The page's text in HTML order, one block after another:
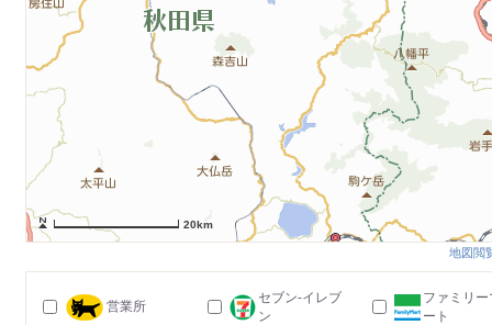
20km
地図閲
営業所
セブン-イレブ
ン
ファミリー
ート